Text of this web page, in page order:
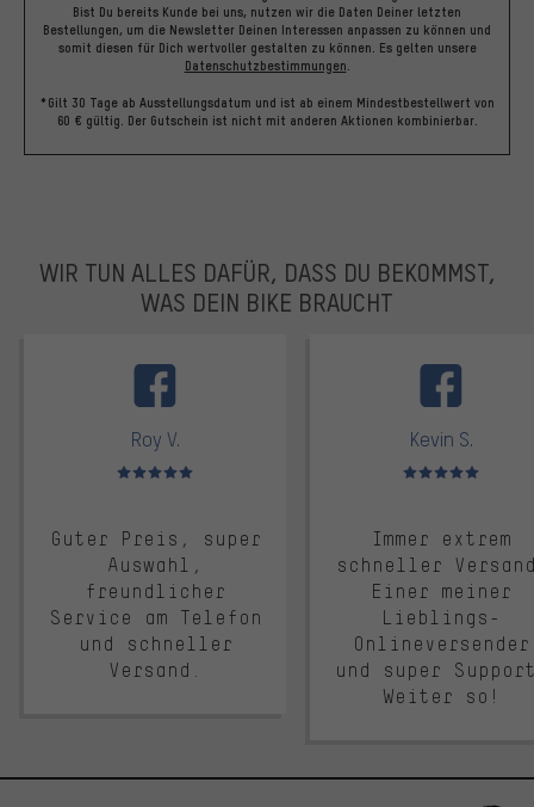
Bist Du bereits Kunde bei uns, nutzen wir die Daten Deiner letzten
Bestellungen, um die Newsletter Deinen Interessen anpassen zu können und
somit diesen für Dich wertvoller gestalten zu können. Es gelten unsere
Datenschutzbestimmungen.
*Gilt 30 Tage ab Ausstellungsdatum und ist ab einem Mindestbestellwert von
60 € gültig. Der Gutschein ist nicht mit anderen Aktionen kombinierbar.
WIR TUN ALLES DAFÜR, DASS DU BEKOMMST,
WAS DEIN BIKE BRAUCHT
Roy V.
Bewertungen: 5 von 5
Guter Preis, super
Auswahl,
freundlicher
Service am Telefon
und schneller
Versand.
Kevin S.
Bewertungen: 5 von 5
Immer extrem
schneller
Einer meiner
Lieblings-
Onlineversender
und super
Weiter so!